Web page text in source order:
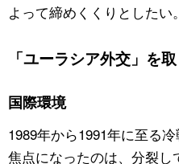
よって締めくくりとしたい。
「ユーラシア外交」を
国際環境
1989年から1991年に至る
焦点になったのは、分裂し